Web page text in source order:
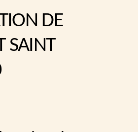
DE
SAINT